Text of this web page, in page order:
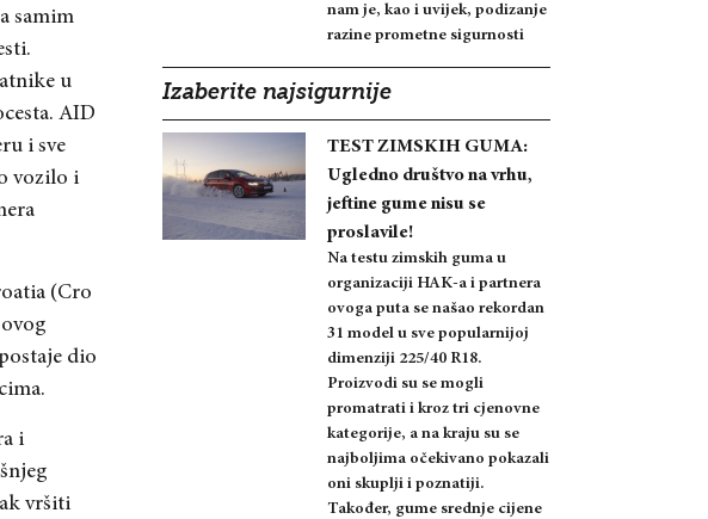
samim
u
AID
i sve
vozilo i
(Cro
dio
i
vršiti
nam je, kao i uvijek, podizanje
razine prometne sigurnosti
Izaberite najsigurnije
TEST ZIMSKIH GUMA:
Ugledno društvo na vrhu,
jeftine gume nisu se
proslavile!
Na testu zimskih guma u
organizaciji HAK-a i partnera
ovoga puta se našao rekordan
31 model u sve popularnijoj
dimenziji 225/40 R18.
Proizvodi su se mogli
promatrati i kroz tri cjenovne
kategorije, a na kraju su se
najboljima očekivano pokazali
oni skuplji i poznatiji.
Također, gume srednje cijene